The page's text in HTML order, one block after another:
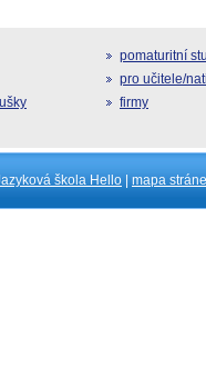
pomaturitní
pro učitele/
firmy
škola Hello | mapa